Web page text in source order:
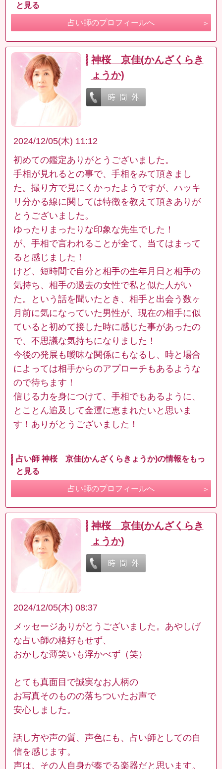
と見る
占い師のプロフィールへ
神桜 京佳(かんざくらき
ょうか)
2024/12/05(木) 11:12
初めての鑑定ありがとうございました。
手相が見れるとの事で、手相をみて頂きまし
た。撮り方で見にくかったようですが、ハッキ
リ分かる線に関しては特徴を教えて頂きありが
とうございました。
ゆったりまったりな印象な先生でした！
が、手相で言われることが全て、当てはまって
ると感じました！
けど、短時間で自分と相手の生年月日と相手の
気持ち、相手の過去の女性で私と似た人がい
た。という話を聞いたとき、相手と出会う数ヶ
月前に気になっていた男性が、現在の相手に似
ていると初めて接した時に感じた事があったの
で、不思議な気持ちになりました！
今後の発展も曖昧な関係にもなるし、時と場合
によっては相手からのアプローチもあるような
ので待ちます！
信じる力を身につけて、手相でもあるように、
とことん追及して金運に恵まれたいと思いま
す！ありがとうございました！
占い師 神桜 京佳(かんざくらきょうか)の情報をもっ
と見る
占い師のプロフィールへ
神桜 京佳(かんざくらき
ょうか)
2024/12/05(木) 08:37
メッセージありがとうございました。あやしげ
な占い師の格好もせず、
おかしな薄笑いも浮かべず（笑）
とても真面目で誠実なお人柄の
お写真そのものの落ちついたお声で
安心しました。
話し方や声の質、声色にも、占い師としての自
信を感じます。
声は、その人自身が奏でる楽器だと思います。